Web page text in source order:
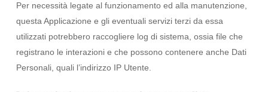
Per necessità legate al funzionamento ed alla manutenzione,
questa Applicazione e gli eventuali servizi terzi da essa
utilizzati potrebbero raccogliere log di sistema, ossia file che
registrano le interazioni e che possono contenere anche Dati
Personali, quali l’indirizzo IP Utente.